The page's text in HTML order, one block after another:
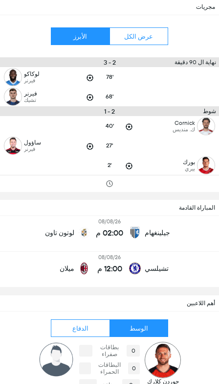
مجريات
عرض الكل الأبرز
نهاية ال 90 دقيقة 2 - 3
78' لوكاكو
فيرنر
68' فيرنر
تشيك
شوط 2 - 1
Cornick
ك. منديس 40'
27' ساؤول
فيرنر
بورك
بيري 2'
المباراة القادمة
جيلينغهام
08/08/26
02:00 م لوتون تاون
تشيلسي
08/08/26
12:00 م ميلان
أهم اللاعبين
الوسط الدفاع
جوردن كلارك
0
بطاقات
صفراء
0
البطاقات
الحمراء